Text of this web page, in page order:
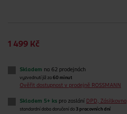
1 499 Kč
Skladem na 62 prodejnách
vyzvednutí již za 60 minut
Ověřit dostupnost v prodejně ROSSMANN
Skladem 5+ ks pro zaslání DPD, Zásilkovna
standardní doba doručení do 3 pracovních dní